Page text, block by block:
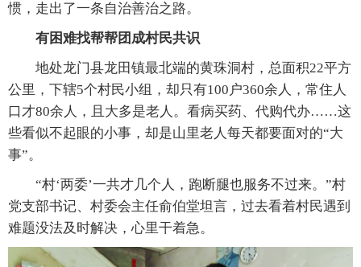
惯，走出了一条自治善治之路。
有困难找帮帮团成村民共识
地处龙门县龙田镇最北端的黄珠洞村，总面积22平方
公里，下辖5个村民小组，却只有100户360余人，常住人
口才80余人，且大多是老人。看病买药、代购代办……这
些看似不起眼的小事，却是山里老人每天都要面对的“大
事”。
“村‘两委’一共才几个人，跑断腿也服务不过来。”村
党支部书记、村委会主任俞伯堂坦言，过去看着村民遇到
难题没法及时解决，心里干着急。